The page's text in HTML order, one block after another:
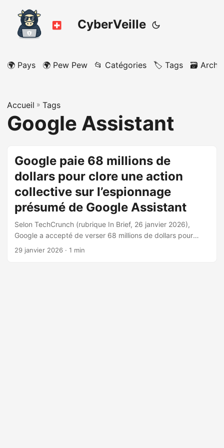
CyberVeille
🌍 Pays 🌍 Pew Pew 📂 Catégories 🏷️ Tags 🗃️
Accueil » Tags
Google Assistant
Google paie 68 millions de
dollars pour clore une action
collective sur l’espionnage
présumé de Google Assistant
Selon TechCrunch (rubrique In Brief, 26 janvier 2026),
Google a accepté de verser 68 millions de dollars pour
régler une action collective l’accusant d’interception et
29 janvier 2026 · 1 min